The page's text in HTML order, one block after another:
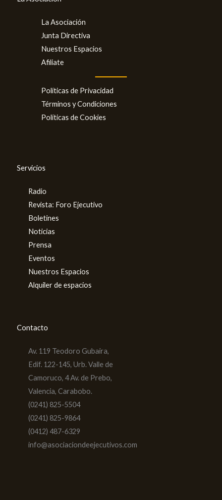
La Asociación
Junta Directiva
Nuestros Espacios
Afiliate
Políticas de Privacidad
Términos y Condiciones
Políticas de Cookies
Servicios
Radio
Revista: Foro Ejecutivo
Boletines
Noticias
Prensa
Eventos
Nuestros Espacios
Alquiler de espacios
Contacto
Av. 119 Teodoro Gubaira,
Edif. 122-145, Urb. Valle de
Camoruco, 4 Av. de Prebo,
Valencia, Carabobo.
(0241) 825-5504
(0241) 825-9864
(0412) 487-6329
info@asociaciondeejecutivos.com